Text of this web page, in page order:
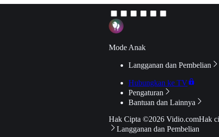
Mode Anak
Langganan dan Pembelian
Hubungkan ke TV
Pengaturan
Bantuan dan Lainnya
Hak Cipta ©2026 Vidio.comHak
Langganan dan Pembelian